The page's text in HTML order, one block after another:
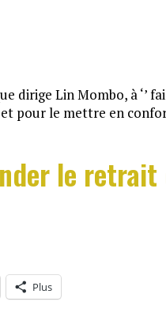
dirige Lin Mombo, à ‘’
pour le mettre en
le
Plus